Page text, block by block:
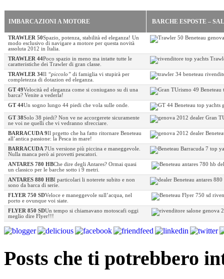
IMBARCAZIONI A MOTORE BARCHE ESPOSTE –
TRAWLER 50Spazio, potenza, stabilità ed eleganza! Un
modo esclusivo di navigare a motore per questa novità
assoluta 2012 in Italia.
TRAWLER 44Poco spazio in meno ma intatte tutte le
caratteristiche dei Trawler di gran classe.
TRAWLER 34Il “piccolo” di famiglia vi stupirà per
completezza di dotazion ed eleganza.
GT 49Velocità ed eleganza come si coniugano su di una
barca? Venite a vederla!
GT 44Un sogno lungo 44 piedi che vola sulle onde.
GT 38Solo 38 piedi? Non ve ne accorgerete sicuramente
ne voi ne quelli che vi vedranno sfrecciare.
BARRACUDA 9Il prgetto che ha fatto ritornare Beneteau
all’antica passione: la Pesca in mare!
BARRACUDA 7Un versione più piccina e maneggevole.
Nulla manca però ai provetti pescatori.
ANTARES 780 HBChe dire degli Antares? Ormai quasi
un classico per le barche sotto i 9 metri.
ANTARES 880 HBI particolari li noterete subito e non
sono da barca di serie.
FLYER 750 SDVeloce e maneggevole sull’acqua, nel
porto e ovunque voi siate.
FLYER 850 SDUn tempo si chiamavano motoscafi oggi
meglio dire Flyer!!!
Posts che ti potrebbero